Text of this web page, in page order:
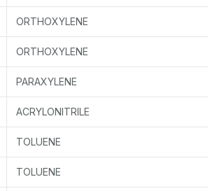
ORTHOXYLENE
ORTHOXYLENE
PARAXYLENE
ACRYLONITRILE
TOLUENE
TOLUENE